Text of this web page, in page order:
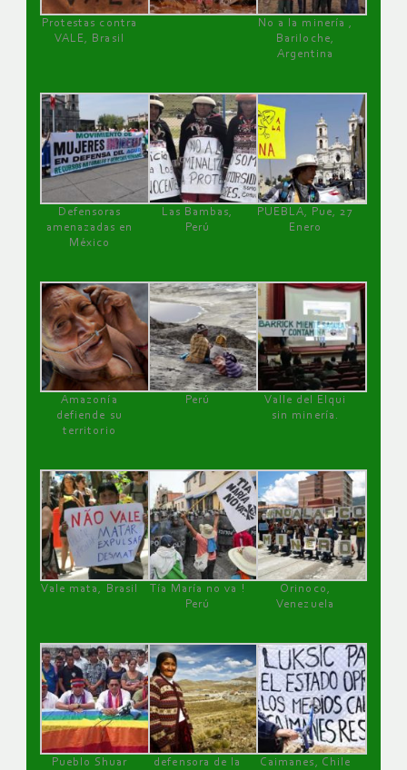
Protestas contra
VALE, Brasil
No a la minería ,
Bariloche,
Argentina
Defensoras
amenazadas en
México
Las Bambas,
Perú
PUEBLA, Pue, 27
Enero
Amazonía
defiende su
territorio
Perú
Valle del Elqui
sin minería.
Vale mata, Brasil
Tía María no va !
Perú
Orinoco,
Venezuela
Pueblo Shuar defensora de la Caimanes, Chile